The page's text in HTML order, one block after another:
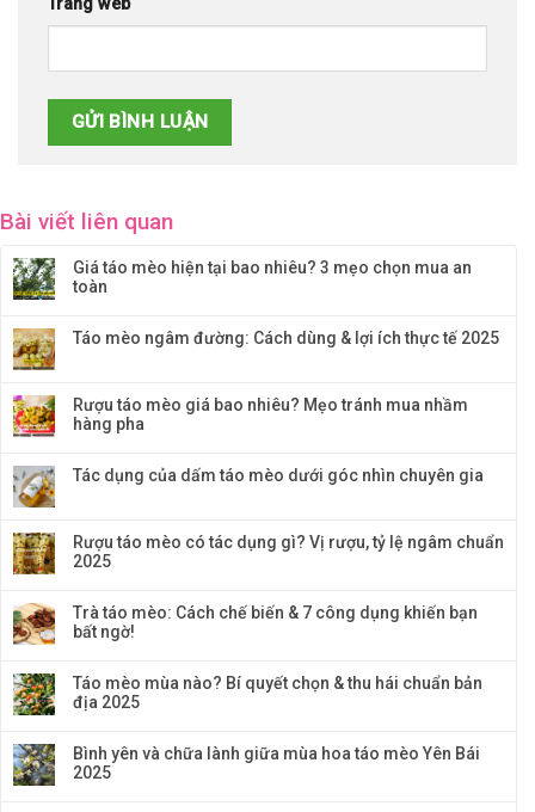
Trang web
Bài viết liên quan
Giá táo mèo hiện tại bao nhiêu? 3 mẹo chọn mua an
toàn
Táo mèo ngâm đường: Cách dùng & lợi ích thực tế 2025
Rượu táo mèo giá bao nhiêu? Mẹo tránh mua nhầm
hàng pha
Tác dụng của dấm táo mèo dưới góc nhìn chuyên gia
Rượu táo mèo có tác dụng gì? Vị rượu, tỷ lệ ngâm chuẩn
2025
Trà táo mèo: Cách chế biến & 7 công dụng khiến bạn
bất ngờ!
Táo mèo mùa nào? Bí quyết chọn & thu hái chuẩn bản
địa 2025
Bình yên và chữa lành giữa mùa hoa táo mèo Yên Bái
2025